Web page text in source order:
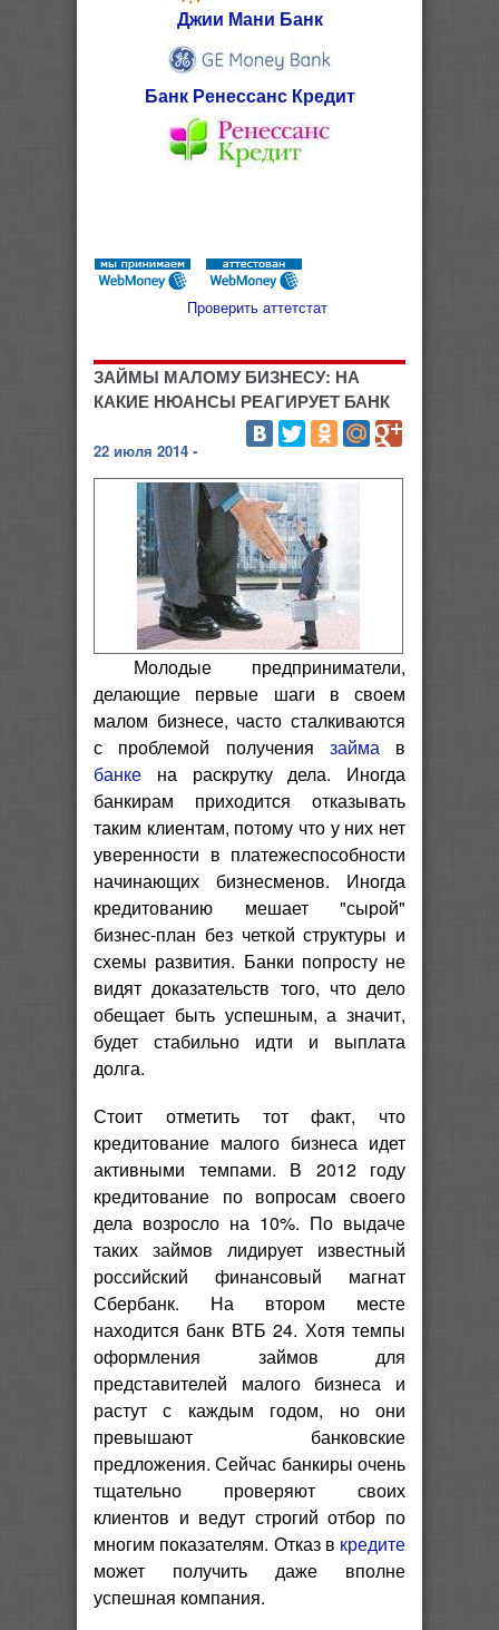
Джии Мани Банк
Банк Ренессанс Кредит
Проверить аттетстат
ЗАЙМЫ МАЛОМУ БИЗНЕСУ: НА
КАКИЕ НЮАНСЫ РЕАГИРУЕТ БАНК
22 июля 2014 -
Молодые предприниматели,
делающие первые шаги в своем
малом бизнесе, часто сталкиваются
с проблемой получения займав
банке на раскрутку дела. Иногда
банкирам приходится отказывать
таким клиентам, потому что у них нет
уверенности в платежеспособности
начинающих бизнесменов. Иногда
кредитованию мешает "сырой"
бизнес-план без четкой структуры и
схемы развития. Банки попросту не
видят доказательств того, что дело
обещает быть успешным, а значит,
будет стабильно идти и выплата
долга.
Стоит отметить тот факт, что
кредитование малого бизнеса идет
активными темпами. В 2012 году
кредитование по вопросам своего
дела возросло на 10%. По выдаче
таких займов лидирует известный
российский финансовый магнат
Сбербанк. На втором месте
находится банк ВТБ 24. Хотя темпы
оформления займов для
представителей малого бизнеса и
растут с каждым годом, но они
превышают банковские
предложения. Сейчас банкиры очень
тщательно проверяют своих
клиентов и ведут строгий отбор по
многим показателям. Отказ в кредите
может получить даже вполне
успешная компания.